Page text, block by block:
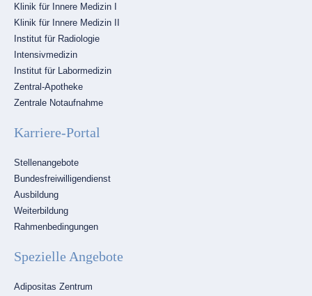
Klinik für Innere Medizin I
Klinik für Innere Medizin II
Institut für Radiologie
Intensivmedizin
Institut für Labormedizin
Zentral-Apotheke
Zentrale Notaufnahme
Karriere-Portal
Navigation
überspringen
Stellenangebote
Bundesfreiwilligendienst
Ausbildung
Weiterbildung
Rahmenbedingungen
Spezielle Angebote
Navigation
überspringen
Adipositas Zentrum